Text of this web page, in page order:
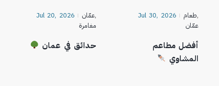
Jul 30, 2026 طعام,
عمّان
أفضل مطاعم
المشاوي
Jul 20, 2026 عمّان,
مغامرة
حدائق في عمان